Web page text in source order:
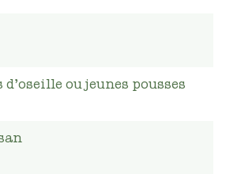
ou jeunes pousses